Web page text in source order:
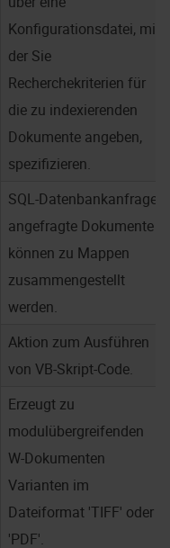
Konfigurationsdatei, mit
der Sie
Recherchekriterien für
die zu indexierenden
Dokumente angeben,
spezifizieren.
SQL-Datenbankanfrage,
angefragte Dokumente
können zu Mappen
zusammengestellt
werden.
Aktion zum Ausführen
von VB-Skript-Code.
Erzeugt zu
modulübergreifenden
W-Dokumenten
Varianten im
Dateiformat 'TIFF' oder
'PDF'.